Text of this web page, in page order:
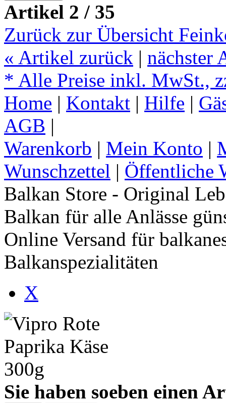
Artikel 2 / 35
Zurück zur Übersicht
« Artikel zurück | nächster
* Alle Preise inkl. MwSt.,
Home | Kontakt | Hilfe |
AGB |
Warenkorb | Mein Konto |
Wunschzettel | Öffentliche
Balkan Store - Original
Balkan für alle Anlässe
Online Versand für
Balkanspezialitäten
X
Sie haben soeben einen